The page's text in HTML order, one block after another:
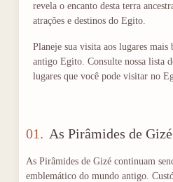
revela o encanto desta terra
atrações e destinos do Egito.
Planeje sua visita aos lugares
antigo Egito. Consulte nossa lista
lugares que você pode visitar no
01. As Pirâmides de
As Pirâmides de Gizé continuam
emblemático do mundo antigo.